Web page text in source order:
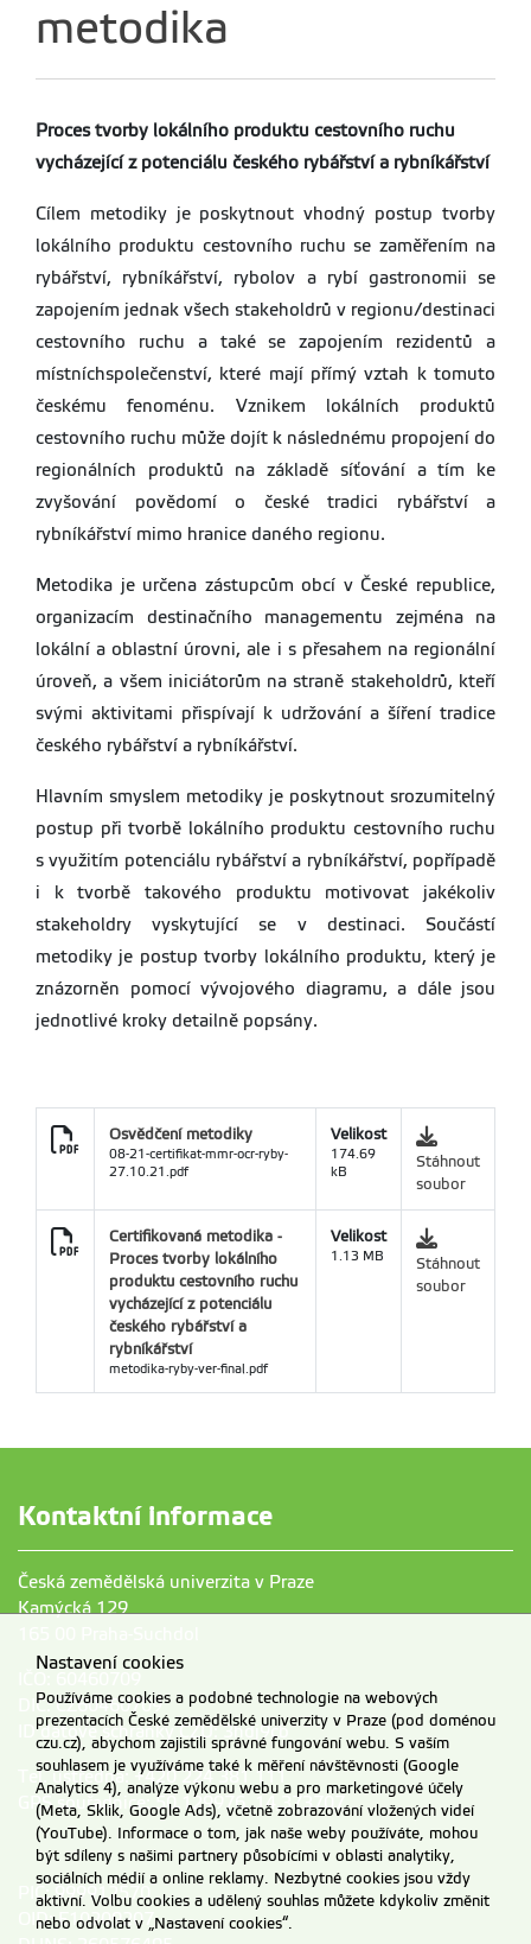
metodika
Proces tvorby lokálního produktu cestovního ruchu
vycházející z potenciálu českého rybářství a rybníkářství
Cílem metodiky je poskytnout vhodný postup tvorby
lokálního produktu cestovního ruchu se zaměřením na
rybářství, rybníkářství, rybolov a rybí gastronomii se
zapojením jednak všech stakeholdrů v regionu/destinaci
cestovního ruchu a také se zapojením rezidentů a
místníchspolečenství, které mají přímý vztah k tomuto
českému fenoménu. Vznikem lokálních produktů
cestovního ruchu může dojít k následnému propojení do
regionálních produktů na základě síťování a tím ke
zvyšování povědomí o české tradici rybářství a
rybníkářství mimo hranice daného regionu.
Metodika je určena zástupcům obcí v České republice,
organizacím destinačního managementu zejména na
lokální a oblastní úrovni, ale i s přesahem na regionální
úroveň, a všem iniciátorům na straně stakeholdrů, kteří
svými aktivitami přispívají k udržování a šíření tradice
českého rybářství a rybníkářství.
Hlavním smyslem metodiky je poskytnout srozumitelný
postup při tvorbě lokálního produktu cestovního ruchu
s využitím potenciálu rybářství a rybníkářství, popřípadě
i k tvorbě takového produktu motivovat jakékoliv
stakeholdry vyskytující se v destinaci. Součástí
metodiky je postup tvorby lokálního produktu, který je
znázorněn pomocí vývojového diagramu, a dále jsou
jednotlivé kroky detailně popsány.
Osvědčení metodiky
08-21-certifikat-mmr-ocr-ryby-
27.10.21.pdf
Velikost
174.69
kB
Stáhnout
soubor
Certifikovaná metodika -
Proces tvorby lokálního
produktu cestovního ruchu
vycházející z potenciálu
českého rybářství a
rybníkářství
metodika-ryby-ver-final.pdf
Velikost
1.13 MB
Stáhnout
soubor
Kontaktní informace
Česká zemědělská univerzita v Praze
Kamýcká 129
DIČ: CZ60460709
ID datové schránky ČZU: 3hdj9cb
Tel. ústředna: +420 224 381 111
GPS souřadnice: 50,129976, 14,373707
PIC: 999912570
OID: E10209207
Nastavení cookies
Používáme cookies a podobné technologie na webových
prezentacích České zemědělské univerzity v Praze (pod doménou
czu.cz), abychom zajistili správné fungování webu. S vaším
souhlasem je využíváme také k měření návštěvnosti (Google
Analytics 4), analýze výkonu webu a pro marketingové účely
(Meta, Sklik, Google Ads), včetně zobrazování vložených videí
(YouTube). Informace o tom, jak naše weby používáte, mohou
být sdíleny s našimi partnery působícími v oblasti analytiky,
sociálních médií a online reklamy. Nezbytné cookies jsou vždy
aktivní. Volbu cookies a udělený souhlas můžete kdykoliv změnit
nebo odvolat v „Nastavení cookies“.